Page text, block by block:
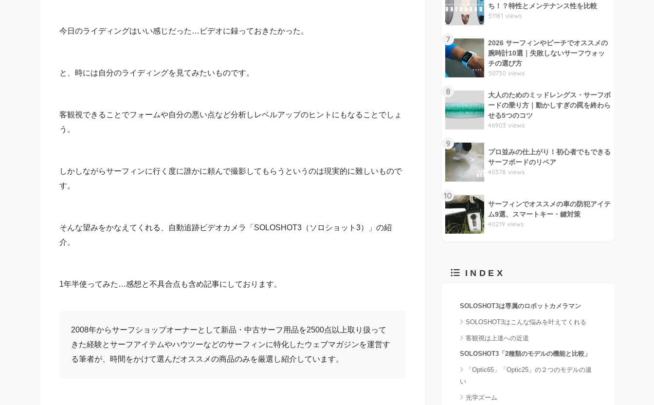
今日のライディングはいい感じだった…ビデオに録っておきたかった。
と、時には自分のライディングを見てみたいものです。
客観視できることでフォームや自分の悪い点など分析しレベルアップのヒントにもなることでしょ
う。
しかしながらサーフィンに行く度に誰かに頼んで撮影してもらうというのは現実的に難しいもので
す。
そんな望みをかなえてくれる、自動追跡ビデオカメラ「SOLOSHOT3（ソロショット3）」の紹
介。
1年半使ってみた…感想と不具合点も含め記事にしております。
2008年からサーフショップオーナーとして新品・中古サーフ用品を2500点以上取り扱って
きた経験とサーフアイテムやハウツーなどのサーフィンに特化したウェブマガジンを運営す
る筆者が、時間をかけて選んだオススメの商品のみを厳選し紹介しています。
ち！？特性とメンテナンス性を比較
51181 views
7
2026 サーフィンやビーチでオススメの
腕時計10選｜失敗しないサーフウォッ
チの選び方
50730 views
8
大人のためのミッドレングス・サーフボ
ードの乗り方｜動かしすぎの罠を終わら
せる5つのコツ
46903 views
9
プロ並みの仕上がり！初心者でもできる
サーフボードのリペア
40378 views
10
サーフィンでオススメの車の防犯アイテ
ム9選、スマートキー・鍵対策
40219 views
INDEX
SOLOSHOT3は専属のロボットカメラマン
SOLOSHOT3はこんな悩みを叶えてくれる
客観視は上達への近道
SOLOSHOT3「2種類のモデルの機能と比較」
「Optic65」「Optic25」の２つのモデルの違
い
光学ズーム